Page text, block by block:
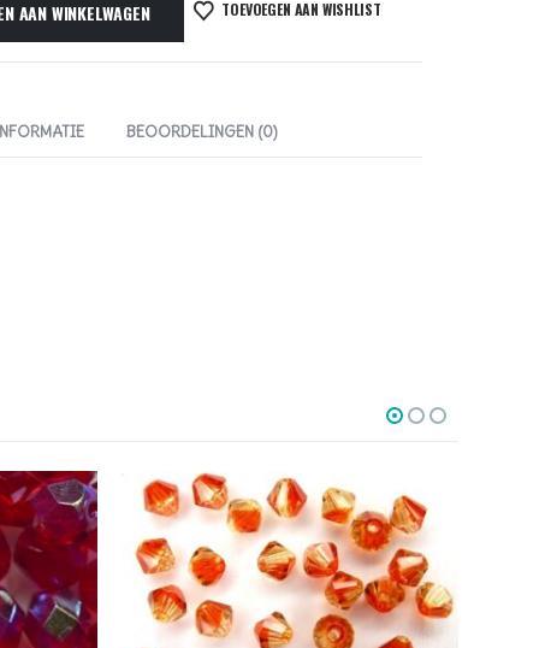
AAN WINKELWAGEN TOEVOEGEN AAN WISHLIST
BEOORDELINGEN (0)